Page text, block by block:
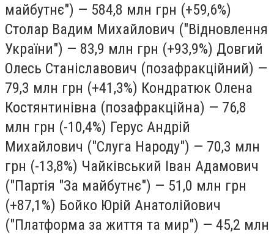
майбутнє") — 584,8 млн грн (+59,6%)
Столар Вадим Михайлович ("Відновлення
України") — 83,9 млн грн (+93,9%) Довгий
Олесь Станіславович (позафракційний) —
79,3 млн грн (+41,3%) Кондратюк Олена
Костянтинівна (позафракційна) — 76,8
млн грн (-10,4%) Герус Андрій
Михайлович ("Слуга Народу") — 70,3 млн
грн (-13,8%) Чайківський Іван Адамович
("Партія "За майбутнє") — 51,0 млн грн
(+87,1%) Бойко Юрій Анатолійович
("Платформа за життя та мир") — 45,2 млн